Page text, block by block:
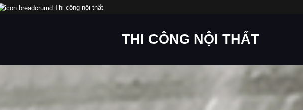
Thi công nội thất
THI CÔNG NỘI THẤT